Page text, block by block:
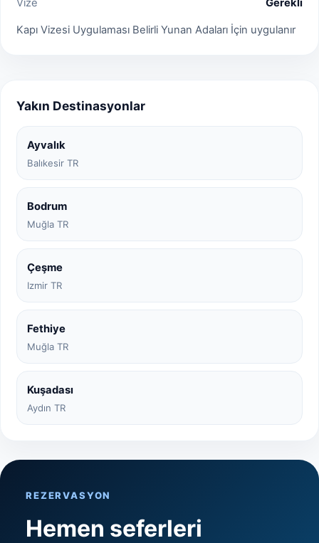
Kapı Vizesi Uygulaması Belirli Yunan Adaları İçin uygulanır
Yakın Destinasyonlar
Ayvalık
Balıkesir TR
Bodrum
Muğla TR
Çeşme
Izmir TR
Fethiye
Muğla TR
Kuşadası
Aydın TR
REZERVASYON
Hemen seferleri